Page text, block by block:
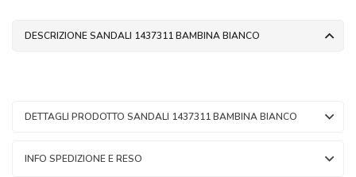
DESCRIZIONE SANDALI 1437311 BAMBINA BIANCO
DETTAGLI PRODOTTO SANDALI 1437311 BAMBINA BIANCO
INFO SPEDIZIONE E RESO